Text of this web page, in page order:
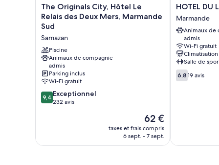
The
Originals
City,
Hôtel
Le
Relais
des
Deux
Mers,
Marmande
Sud
Samazan
The Originals City, Hôtel Le
Relais des Deux Mers, Marmande
Sud
Samazan
Piscine
Animaux de compagnie
admis
Parking inclus
Wi-Fi gratuit
9.4
sur
9,4 Exceptionnel
232 avis
Le
nouveau
prix
62 €
taxes et frais compris
6 sept. - 7 sept.
HOTEL
DU
LION
D
OR
Marmande
HOTEL DU
Marmande
Animaux de
admis
Wi-Fi gratuit
Climatisation
Salle de
6.8
sur
6,8 19 avis